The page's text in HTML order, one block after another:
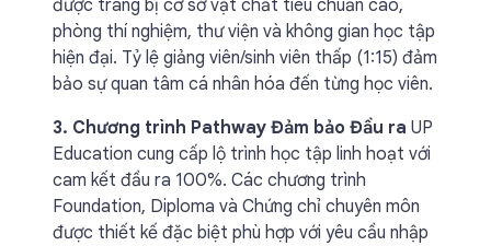
được trang bị cơ sở vật chất tiêu chuẩn cao,
phòng thí nghiệm, thư viện và không gian học tập
hiện đại. Tỷ lệ giảng viên/sinh viên thấp (1:15) đảm
bảo sự quan tâm cá nhân hóa đến từng học viên.
3. Chương trình Pathway Đảm bảo Đầu ra UP
Education cung cấp lộ trình học tập linh hoạt với
cam kết đầu ra 100%. Các chương trình
Foundation, Diploma và Chứng chỉ chuyên môn
được thiết kế đặc biệt phù hợp với yêu cầu nhập